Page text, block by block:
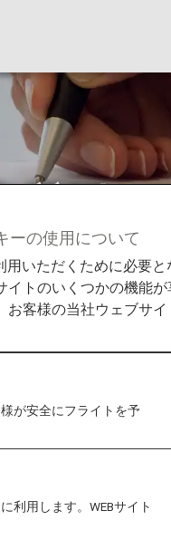
問に
の保安質問について
お客様を対象に、
ーの使用について
いただくために必要
トのいくつかの機能
お客様の当社ウェブサ
が安全にフライトを予
利用します。WEBサイト